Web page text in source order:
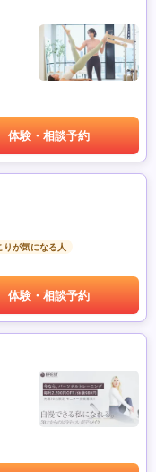
体験・相談予約
りが気になる人
体験・相談予約